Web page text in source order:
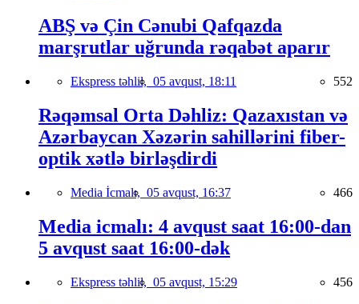
ABŞ və Çin Cənubi Qafqazda
marşrutlar uğrunda rəqabət aparır
Ekspress təhlil, 05 avqust, 18:11 552
Rəqəmsal Orta Dəhliz: Qazaxıstan və
Azərbaycan Xəzərin sahillərini fiber-
optik xətlə birləşdirdi
Media İcmalı, 05 avqust, 16:37 466
Media icmalı: 4 avqust saat 16:00-dan
5 avqust saat 16:00-dək
Ekspress təhlil, 05 avqust, 15:29 456